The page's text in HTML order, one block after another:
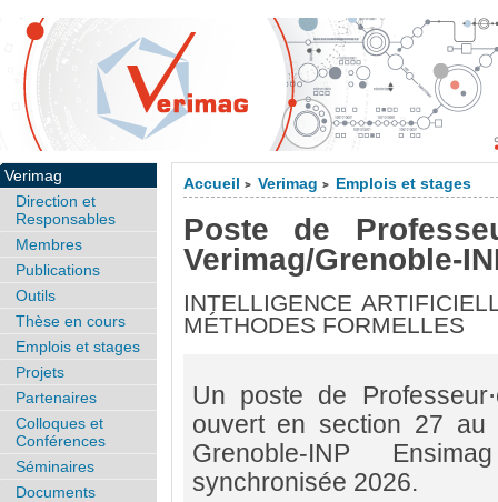
Accueil > Verimag > Emplois et stages
Poste de
Verimag/Grenoble-
INTELLIGENCE
MÉTHODES FORMELLES
Un poste de
ouvert en section 27 au
Grenoble-INP
synchronisée 2026.
Verimag
Direction et
Responsables
Membres
Publications
Outils
Thèse en cours
Emplois et stages
Projets
Partenaires
Colloques et
Conférences
Séminaires
Documents